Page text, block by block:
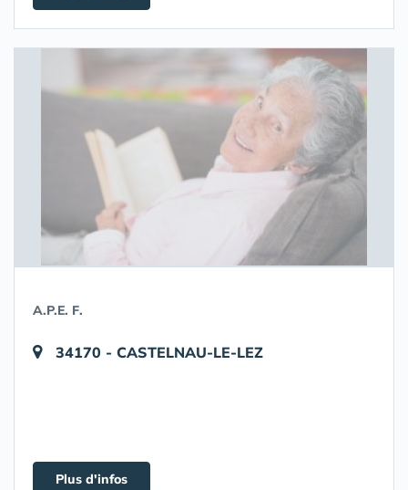
A.P.E. F.
34170 - CASTELNAU-LE-LEZ
Plus d'infos